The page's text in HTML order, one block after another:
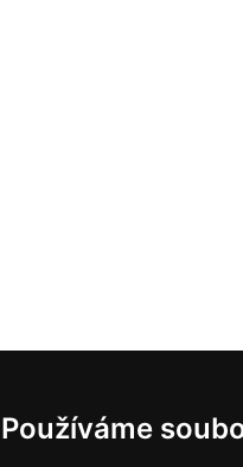
Používáme